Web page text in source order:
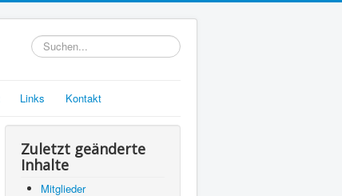
Suchen...
Links Kontakt
Zuletzt geänderte
Inhalte
Mitglieder